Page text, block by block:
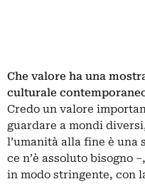
Che valore ha una
culturale
Credo un valore
guardare a mondi
l’umanità alla fine è una
ce n’è assoluto bisogno
in modo stringente, con